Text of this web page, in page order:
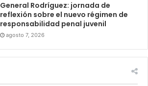
General Rodríguez: jornada de
reflexión sobre el nuevo régimen de
responsabilidad penal juvenil
agosto 7, 2026